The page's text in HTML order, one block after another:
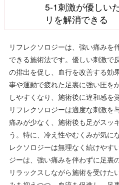
5-1刺激が優しい
リを解消できる
リフレクソロジーは、強い痛みを
できる施術法です。優しい刺激で
の排出を促し、血行を改善する効
事や運動で疲れた足裏に強い圧を
しやすくなり、施術後に違和感を
リフレクソロジーは適度な刺激を
痛みが少なく、施術後も足がスッ
う。特に、冷え性やむくみが気に
レクソロジーは無理なく続けやす
ジーは、強い痛みを伴わずに足裏
リラックスしながら施術を受けた